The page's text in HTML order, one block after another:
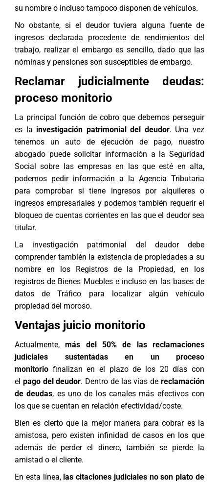
su nombre o incluso tampoco disponen de vehículos.
No obstante, si el deudor tuviera alguna fuente de
ingresos declarada procedente de rendimientos del
trabajo, realizar el embargo es sencillo, dado que las
nóminas y pensiones son susceptibles de embargo.
Reclamar judicialmente deudas:
proceso monitorio
La principal función de cobro que debemos perseguir
es la investigación patrimonial del deudor. Una vez
tenemos un auto de ejecución de pago, nuestro
abogado puede solicitar información a la Seguridad
Social sobre las empresas en las que esté en alta,
podemos pedir información a la Agencia Tributaria
para comprobar si tiene ingresos por alquileres o
ingresos empresariales y podemos también requerir el
bloqueo de cuentas corrientes en las que el deudor sea
titular.
La investigación patrimonial del deudor debe
comprender también la existencia de propiedades a su
nombre en los Registros de la Propiedad, en los
registros de Bienes Muebles e incluso en las bases de
datos de Tráfico para localizar algún vehículo
propiedad del moroso.
Ventajas juicio monitorio
Actualmente,más del 50% de las reclamaciones
judiciales sustentadas en un proceso
monitorio finalizan en el plazo de los 20 días con
el pago del deudor. Dentro de las vías dereclamación
de deudas, es uno de los canales más efectivos con
los que se cuentan en relación efectividad/coste.
Bien es cierto que la mejor manera para cobrar es la
amistosa, pero existen infinidad de casos en los que
además de perder el dinero, también se pierde la
amistad o el cliente.
En esta línea, las citaciones judiciales no son plato de